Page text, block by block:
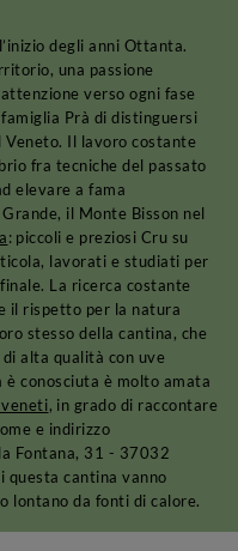
degli anni Ottanta.
una passione
verso ogni fase
Prà di distinguersi
Veneto. Il lavoro costante
fra tecniche del passato
elevare a fama
il Monte Bisson nel
: piccoli e preziosi Cru su
lavorati e studiati per
La ricerca costante
il rispetto per la natura
stesso della cantina, che
di alta qualità con uve
conosciuta è molto amata
, in grado di raccontare
e indirizzo
Fontana, 31 - 37032
questa cantina vanno
lontano da fonti di calore.